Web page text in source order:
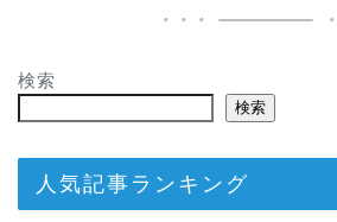
検索
検索
人気記事ランキング